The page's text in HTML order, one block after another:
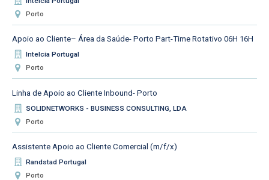
Porto
Apoio ao Cliente– Área da Saúde- Porto Part-Time Rotativo 06H 16H
Intelcia Portugal
Porto
Linha de Apoio ao Cliente Inbound- Porto
SOLIDNETWORKS - BUSINESS CONSULTING, LDA
Porto
Assistente Apoio ao Cliente Comercial (m/f/x)
Randstad Portugal
Porto